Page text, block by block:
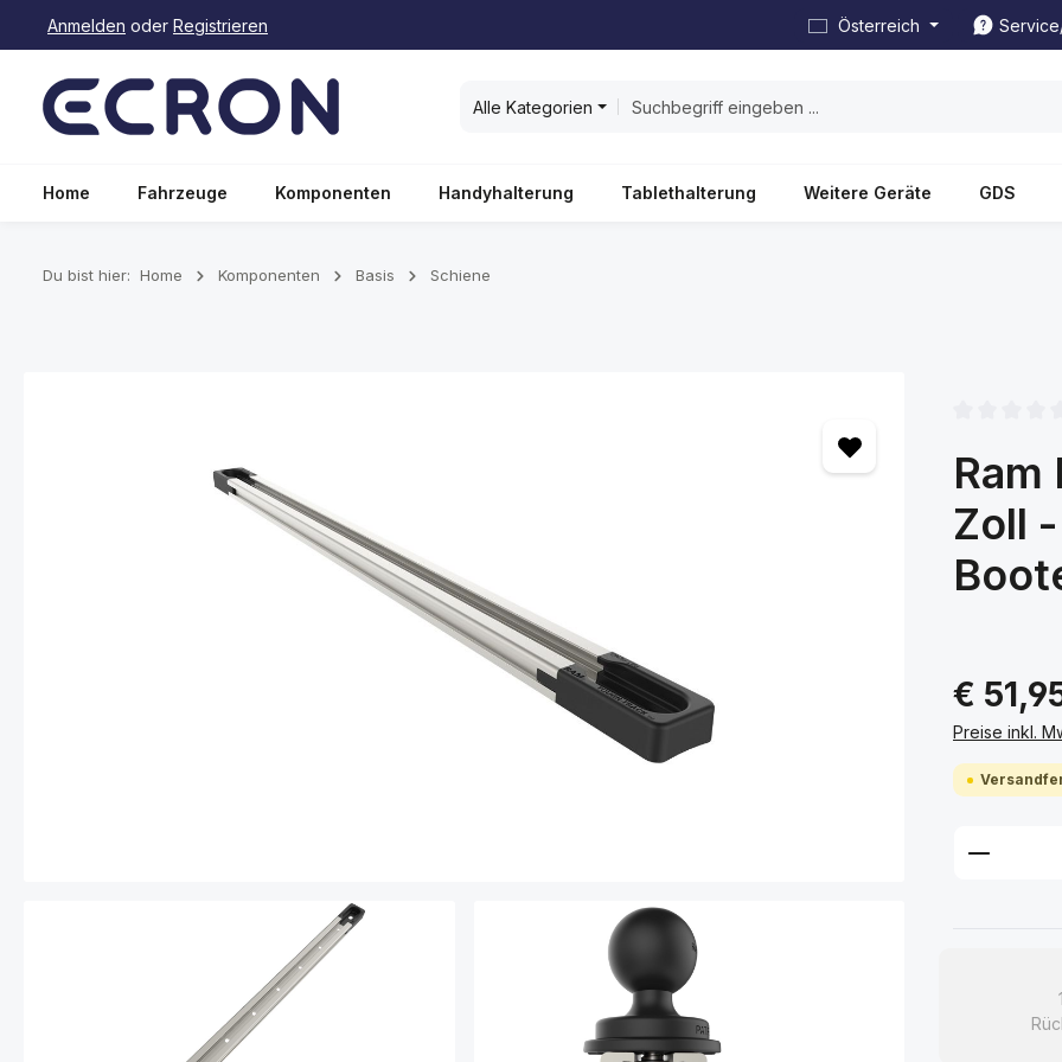
Zur Hauptnavigation springen
Anmelden oder Registrieren Österreich
Alle Kategorien
Home Fahrzeuge Komponenten Handyhalterung Tablethalterung Weitere Geräte GDS
Du bist hier: Home Komponenten Basis Schiene
Ram
Zoll
€
Preise inkl.